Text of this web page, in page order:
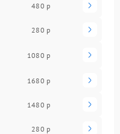
480 р
280 р
1080 р
1680 р
1480 р
280 р